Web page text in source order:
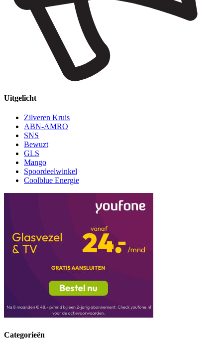
Uitgelicht
Zilveren Kruis
ABN-AMRO
SNS
Bewuzt
GLS
Mango
Spoordeelwinkel
Coolblue Energie
Categorieën